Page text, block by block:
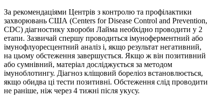
За рекомендаціями Центрів з контролю та профілактики
захворювань США (Centers for Disease Control and Prevention,
CDC) діагностику хвороби Лайма необхідно проводити у 2
етапи. Зазвичай спершу проводиться імуноферментний або
імунофлуоресцентний аналіз і, якщо результат негативний,
на цьому обстеження завершується. Якщо ж він позитивний
або сумнівний, матеріал досліджується за методом
імуноблотингу. Діагноз кліщовий бореліоз встановлюється,
якщо обидва ці тести позитивні. Обстеження слід проводити
не раніше, ніж через 4 тижні після укусу.